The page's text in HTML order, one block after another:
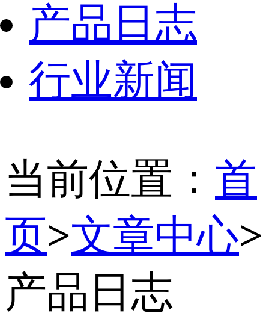
产品日志
行业新闻
当前位置： 首
页>文章中心>
产品日志